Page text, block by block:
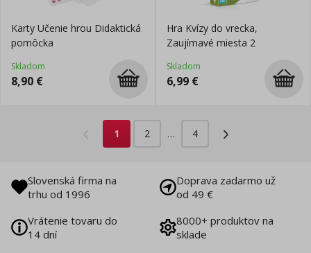
Karty Učenie hrou Didaktická
pomôcka
Skladom
8,90 €
Hra Kvízy do vrecka,
Zaujímavé miesta 2
Skladom
6,99 €
1 2 … 4
Slovenská firma na
trhu od 1996
Doprava zadarmo už
od 49 €
Vrátenie tovaru do
14 dní
8000+ produktov na
sklade